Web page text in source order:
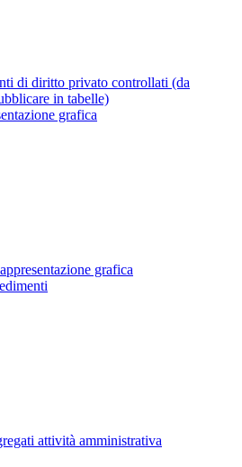
di diritto privato controllati (da
in tabelle)
grafica
grafica
attività amministrativa